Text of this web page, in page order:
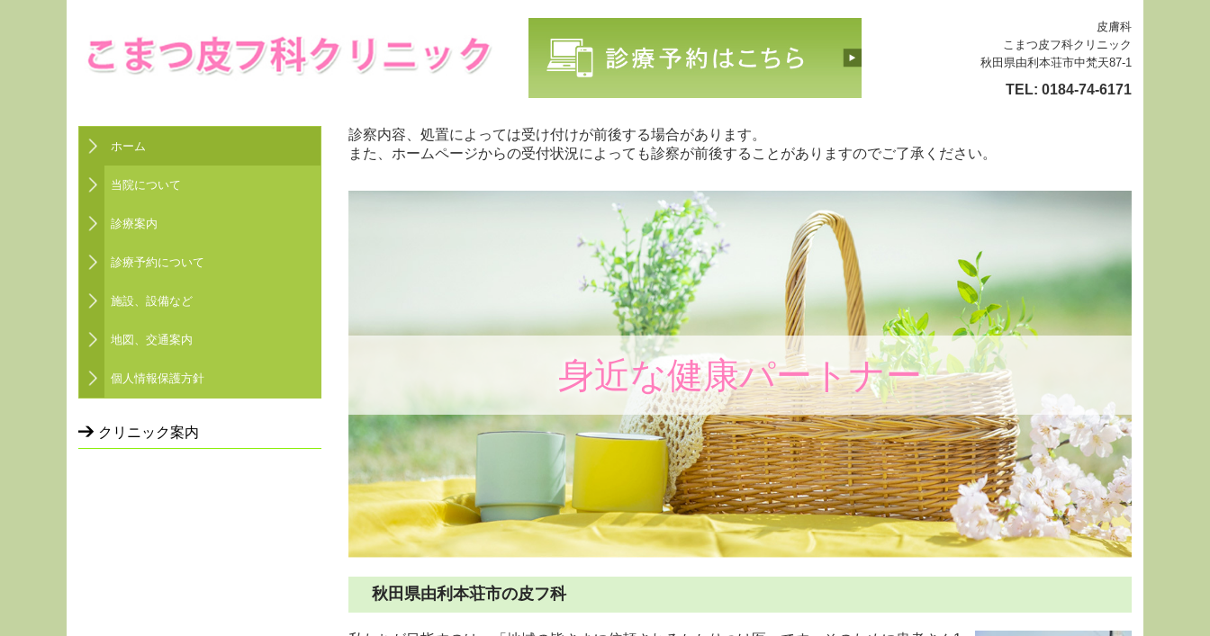
皮膚科
こまつ皮フ科クリニック
秋田県由利本荘市中梵天87-1
TEL: 0184-74-6171
ホーム
当院について
診療案内
診療予約について
施設、設備など
地図、交通案内
個人情報保護方針
クリニック案内
診察内容、処置によっては受け付けが前後する場合があります。
また、ホームページからの受付状況によっても診察が前後することがありますのでご了承ください。
身近な健康パートナー
秋田県由利本荘市の皮フ科